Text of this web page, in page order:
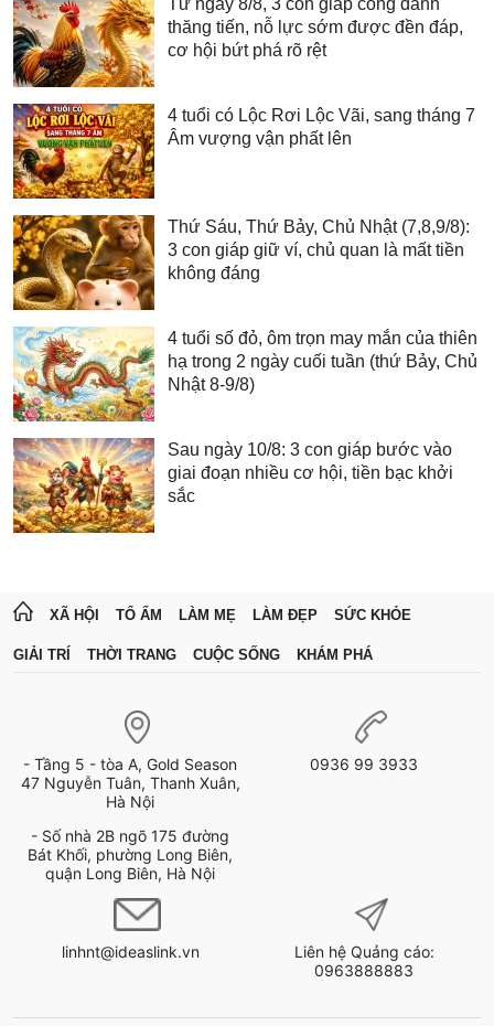
Từ ngày 8/8, 3 con giáp công danh
thăng tiến, nỗ lực sớm được đền đáp,
cơ hội bứt phá rõ rệt
4 tuổi có Lộc Rơi Lộc Vãi, sang tháng 7
Âm vượng vận phất lên
Thứ Sáu, Thứ Bảy, Chủ Nhật (7,8,9/8):
3 con giáp giữ ví, chủ quan là mất tiền
không đáng
4 tuổi số đỏ, ôm trọn may mắn của thiên
hạ trong 2 ngày cuối tuần (thứ Bảy, Chủ
Nhật 8-9/8)
Sau ngày 10/8: 3 con giáp bước vào
giai đoạn nhiều cơ hội, tiền bạc khởi
sắc
XÃ HỘI TỔ ẤM LÀM MẸ LÀM ĐẸP SỨC KHỎE
GIẢI TRÍ THỜI TRANG CUỘC SỐNG KHÁM PHÁ
- Tầng 5 - tòa A, Gold Season
47 Nguyễn Tuân, Thanh Xuân,
Hà Nội
- Số nhà 2B ngõ 175 đường
Bát Khối, phường Long Biên,
quận Long Biên, Hà Nội
0936 99 3933
linhnt@ideaslink.vn
Liên hệ Quảng cáo:
0963888883